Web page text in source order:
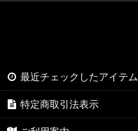
最近チェックしたアイテム
特定商取引法表示